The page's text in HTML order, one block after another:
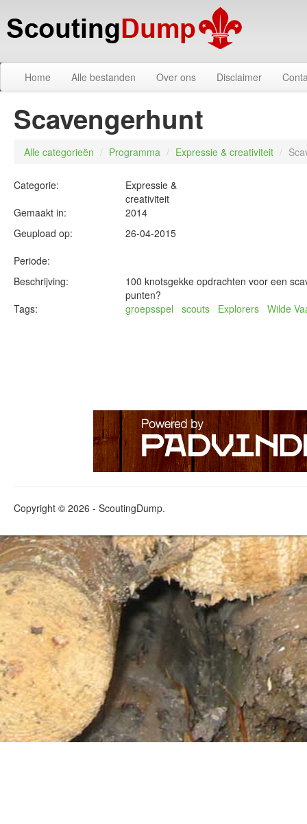
Home Alle bestanden Over ons Disclaimer
Scavengerhunt
Alle categorieën / Programma / Expressie & creativiteit /
Categorie:
Expressie &
creativiteit
Gemaakt in:
2014
Geupload op:
26-04-2015
Periode:
Beschrijving:
100 knotsgekke opdrachten voor een
punten?
Tags:
groepsspel scouts Explorers Wilde
Copyright © 2026 - ScoutingDump.